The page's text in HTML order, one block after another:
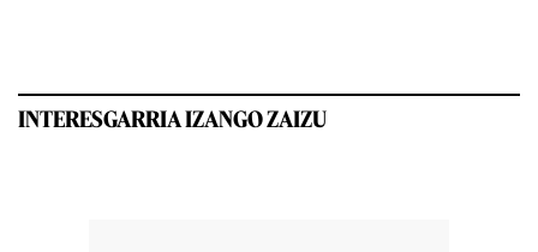
INTERESGARRIA IZANGO ZAIZU